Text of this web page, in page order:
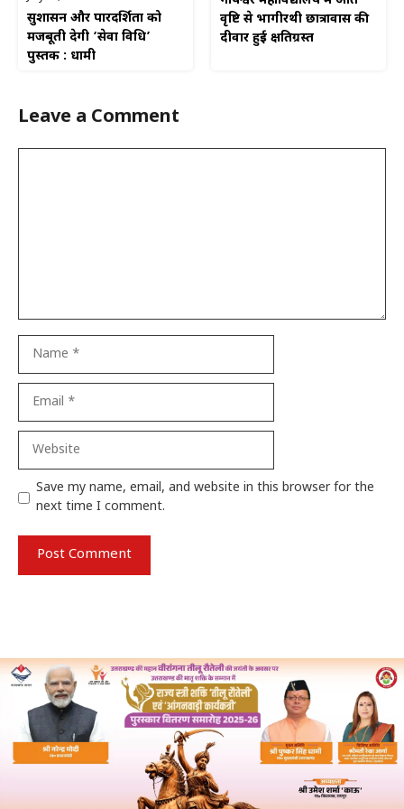
सुशासन और पारदर्शिता को
मजबूती देगी ‘सेवा विधि’
पुस्तक : धामी
वृष्टि से भागीरथी छात्रावास की
दीवार हुई क्षतिग्रस्त
Leave a Comment
Website
Save my name, email, and website in this browser for the
next time I comment.